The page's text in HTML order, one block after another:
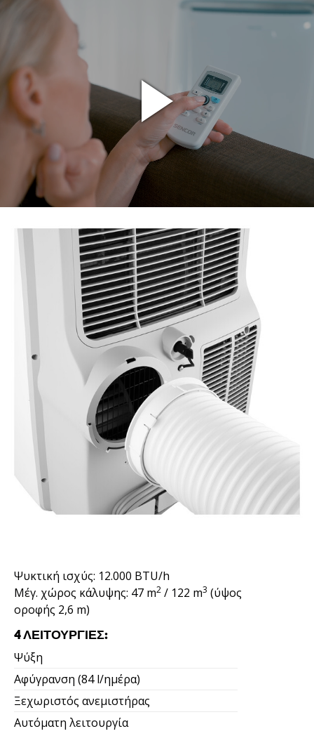
Ψυκτική ισχύς: 12.000 BTU/h
Μέγ. χώρος κάλυψης: 47 m2 / 122 m3 (ύψος
οροφής 2,6 m)
4 ΛΕΙΤΟΥΡΓΊΕΣ:
Ψύξη
Αφύγρανση (84 l/ημέρα)
Ξεχωριστός ανεμιστήρας
Αυτόματη λειτουργία